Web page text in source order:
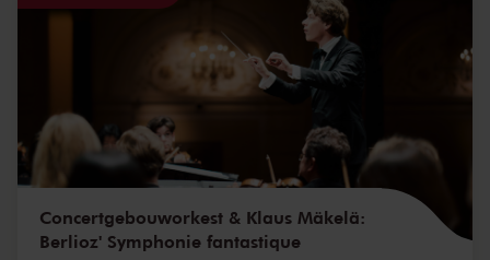
Concertgebouworkest & Klaus Mäkelä:
Berlioz' Symphonie fantastique